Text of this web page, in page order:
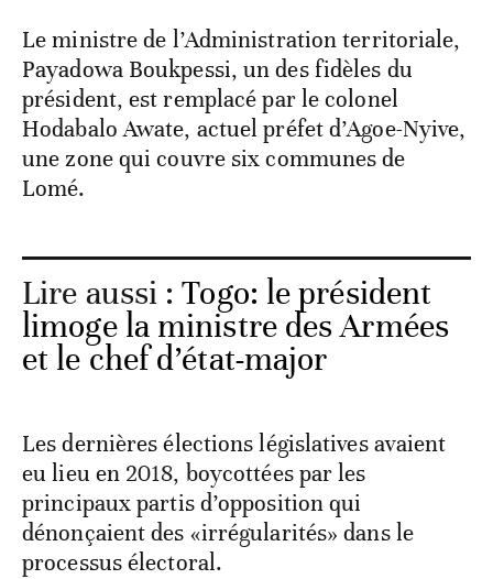
Le ministre de l’Administration territoriale,
Payadowa Boukpessi, un des fidèles du
président, est remplacé par le colonel
Hodabalo Awate, actuel préfet d’Agoe-Nyive,
une zone qui couvre six communes de
Lomé.
Lire aussi :Togo: le président
limoge la ministre des Armées
et le chef d’état-major
Les dernières élections législatives avaient
eu lieu en 2018, boycottées par les
principaux partis d’opposition qui
dénonçaient des «irrégularités» dans le
processus électoral.